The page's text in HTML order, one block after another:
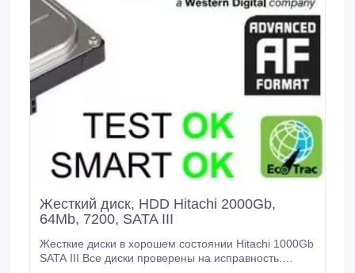
Жесткий диск, HDD Hitachi 2000Gb,
64Mb, 7200, SATA III
Жесткие диски в хорошем состоянии Hitachi 1000Gb
SATA III Все диски проверены на исправность.